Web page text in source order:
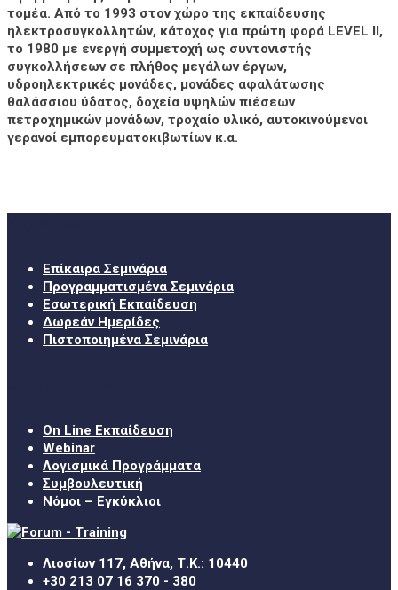
τομέα. Από το 1993 στον χώρο της εκπαίδευσης
ηλεκτροσυγκολλητών, κάτοχος για πρώτη φορά LEVEL II,
το 1980 με ενεργή συμμετοχή ως συντονιστής
συγκολλήσεων σε πλήθος μεγάλων έργων,
υδροηλεκτρικές μονάδες, μονάδες αφαλάτωσης
θαλάσσιου ύδατος, δοχεία υψηλών πιέσεων
πετροχημικών μονάδων, τροχαίο υλικό, αυτοκινούμενοι
γερανοί εμπορευματοκιβωτίων κ.α.
Επίκαιρα Σεμινάρια
Προγραμματισμένα Σεμινάρια
Εσωτερική Εκπαίδευση
Δωρεάν Ημερίδες
Πιστοποιημένα Σεμινάρια
On Line Εκπαίδευση
Webinar
Λογισμικά Προγράμματα
Συμβουλευτική
Νόμοι – Εγκύκλιοι
Λιοσίων 117, Αθήνα, Τ.Κ.: 10440
+30 213 07 16 370 - 380